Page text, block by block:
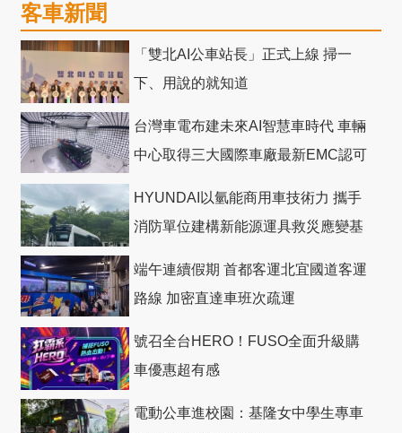
客車新聞
「雙北AI公車站長」正式上線 掃一
下、用說的就知道
台灣車電布建未來AI智慧車時代 車輛
中心取得三大國際車廠最新EMC認可
HYUNDAI以氫能商用車技術力 攜手
消防單位建構新能源運具救災應變基
端午連續假期 首都客運北宜國道客運
路線 加密直達車班次疏運
號召全台HERO！FUSO全面升級購
車優惠超有感
電動公車進校園：基隆女中學生專車